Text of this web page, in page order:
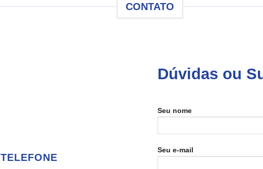
CONTATO
TELEFONE
Dúvidas ou
Seu nome
Seu e-mail